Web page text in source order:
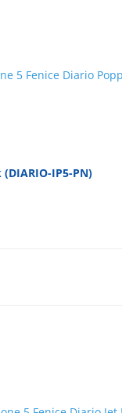
IP5-PN)